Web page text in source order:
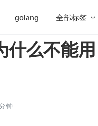
golang 全部标签 
法 Web3.0 高
么不能用
钟